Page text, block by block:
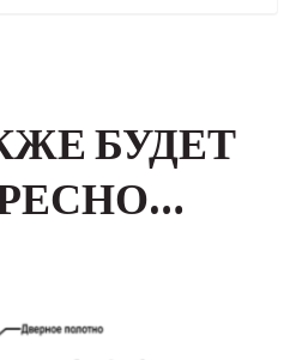
БУДЕТ